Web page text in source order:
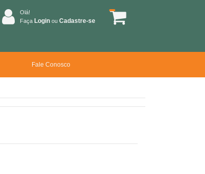
Olá!
Faça Login ou Cadastre-se
Fale Conosco